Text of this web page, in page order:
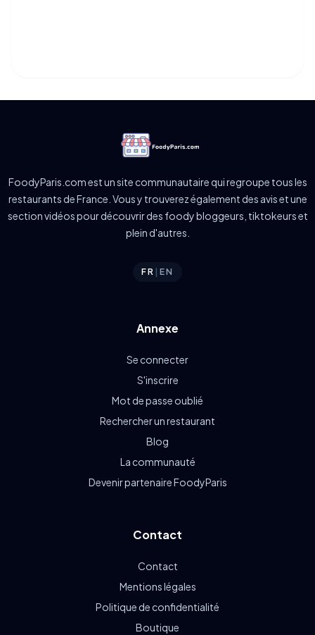
FoodyParis.com est un site communautaire qui regroupe tous les
restaurants de France. Vous y trouverez également des avis et une
section vidéos pour découvrir des foody bloggeurs, tiktokeurs et
plein d'autres.
FR |EN
Annexe
Se connecter
S'inscrire
Mot de passe oublié
Rechercher un restaurant
Blog
La communauté
Devenir partenaire FoodyParis
Contact
Contact
Mentions légales
Politique de confidentialité
Boutique